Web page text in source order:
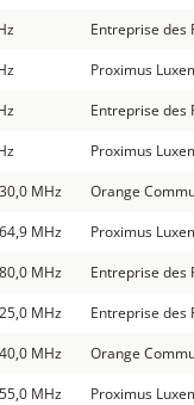
Entreprise des
Proximus
Entreprise des
Proximus
MHz
Orange
MHz
Proximus
MHz
Entreprise des
MHz
Entreprise des
MHz
Orange
MHz
Proximus